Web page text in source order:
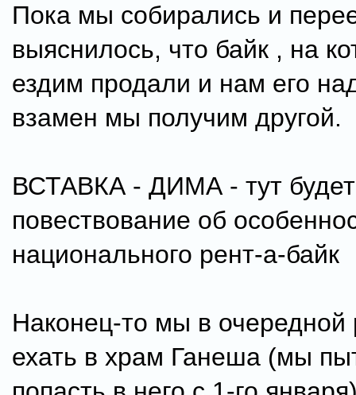
Пока мы собирались и
выяснилось, что байк , на
ездим продали и нам его
взамен мы получим другой.
ВСТАВКА - ДИМА - тут
повествование об
национального рент-а-байк
Наконец-то мы в очередной
ехать в храм Ганеша (мы